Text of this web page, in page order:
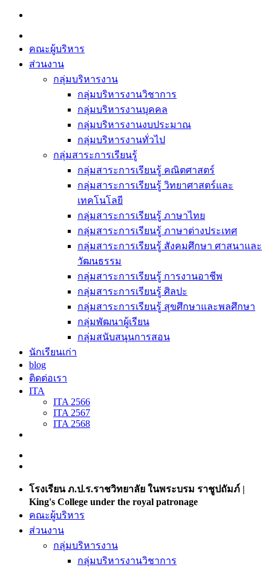
Skip
content
คณะผู้บริหาร
ส่วนงาน
กลุ่มบริหารงาน
กลุ่มบริหารงานวิชาการ
กลุ่มบริหารงานบุคคล
กลุ่มบริหารงานงบประมาณ
กลุ่มบริหารงานทั่วไป
กลุ่มสาระการเรียนรู้
กลุ่มสาระการเรียนรู้ คณิตศาสตร์
กลุ่มสาระการเรียนรู้ วิทยาศาสตร์และ
เทคโนโลยี
กลุ่มสาระการเรียนรู้ ภาษาไทย
กลุ่มสาระการเรียนรู้ ภาษาต่างประเทศ
กลุ่มสาระการเรียนรู้ สังคมศึกษา ศาสนาและ
วัฒนธรรม
กลุ่มสาระการเรียนรู้ การงานอาชีพ
กลุ่มสาระการเรียนรู้ ศิลปะ
กลุ่มสาระการเรียนรู้ สุขศึกษาและพลศึกษา
กลุ่มพัฒนาผู้เรียน
กลุ่มสนับสนุนการสอน
นักเรียนเก่า
blog
ติดต่อเรา
ITA
ITA 2566
ITA 2567
ITA 2568
โรงเรียน ภ.ป.ร.ราชวิทยาลัย ในพระบรม ราชูปถัมภ์ |
King's College under the royal patronage
คณะผู้บริหาร
ส่วนงาน
กลุ่มบริหารงาน
กลุ่มบริหารงานวิชาการ